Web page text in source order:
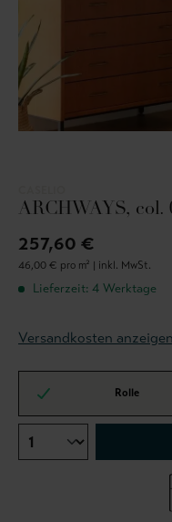
ARCHWAYS, col.
257,60 €
46,00 € pro m² | inkl. MwSt.
Lieferzeit: 4 Werktage
Versandkosten anzeigen
Rolle